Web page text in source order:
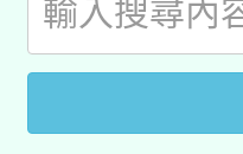
礎課程
A3數位